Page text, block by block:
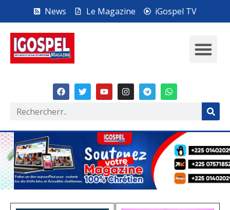
News Le Magazine iGospel TV